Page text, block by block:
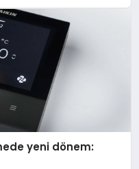
yeni dönem: